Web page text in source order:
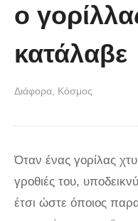
ο
κατάλαβε
Διάφορα Κόσμος
Όταν ένας γορίλας
γροθιές του,
έτσι ώστε όποιος